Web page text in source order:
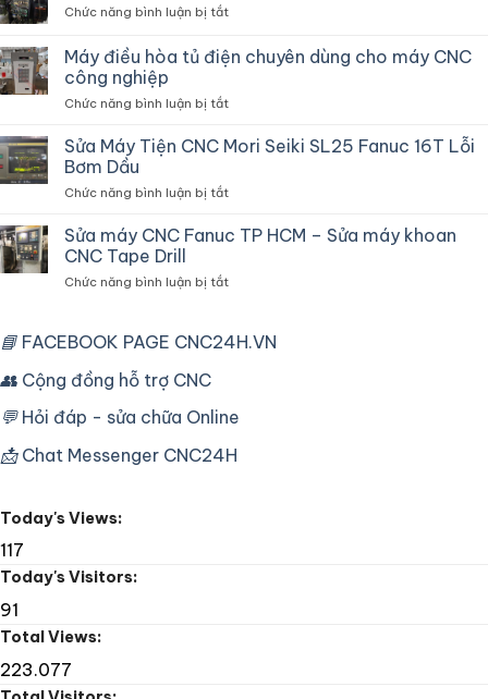
Dây
Fanuc
Vận
Chức năng bình luận bị tắtở
Tiện
Lỗi
Chậm
Tần
Máy điều hòa tủ điện chuyên dùng cho máy CNC
công nghiệp
Chức năng bình luận bị tắtở
điều
điện
dùng
CNC
Sửa Máy Tiện CNC Mori Seiki SL25 Fanuc 16T Lỗi
Bơm Dầu
Chức năng bình luận bị tắtở
Máy
Mori
Fanuc
Dầu
Sửa máy CNC Fanuc TP HCM – Sửa máy khoan
CNC Tape Drill
Chức năng bình luận bị tắtở
CNC
–
máy
khoan
📘 FACEBOOK PAGE CNC24H.VN
👥 Cộng đồng hỗ trợ CNC
💬Hỏi đáp - sửa chữa Online
📩Chat Messenger CNC24H
Today's Views:
117
Today's Visitors:
91
Total Views:
223.077